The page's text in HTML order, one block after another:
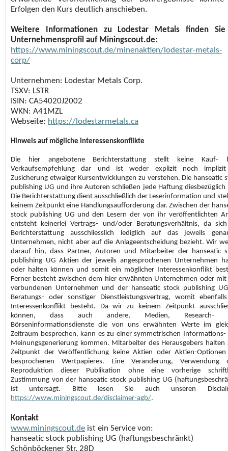
Erfolgen den Kurs deutlich anschieben.
Weitere Informationen zu Lodestar Metals finden
Unternehmensprofil auf Miningscout.de:
https://www.miningscout.de/minenaktien/lodestar-metals-
corp/
Unternehmen: Lodestar Metals Corp.
TSXV: LSTR
ISIN: CA54020J2002
WKN: A41MZL
Webseite: https://lodestarmetals.ca
Hinweis auf mögliche Interessenskonflikte
Die hier angebotene Berichterstattung stellt keine Kauf-
Verkaufsempfehlung dar und ist weder explizit noch
Zusicherung etwaiger Kursentwicklungen zu verstehen. Die hanseatic
publishing UG und ihre Autoren schließen jede Haftung diesbezüglich
Die Berichterstattung dient ausschließlich der Leserinformation und
keinem Zeitpunkt eine Handlungsaufforderung dar. Zwischen der
stock publishing UG und den Lesern der von ihr veröffentlichten
entsteht keinerlei Vertrags- und/oder Beratungsverhältnis, da
Berichterstattung ausschliesslich lediglich auf das jeweils
Unternehmen, nicht aber auf die Anlageentscheidung bezieht. Wir
darauf hin, dass Partner, Autoren und Mitarbeiter der hanseatic
publishing UG Aktien der jeweils angesprochenen Unternehmen
oder halten können und somit ein möglicher Interessenkonflikt
Ferner besteht zwischen dem hier erwähnten Unternehmen oder
verbundenen Unternehmen und der hanseatic stock publishing
Beratungs- oder sonstiger Dienstleistungsvertrag, womit
Interessenkonflikt besteht. Da wir zu keinem Zeitpunkt
können, dass auch andere, Medien, Research-
Börseninformationsdienste die von uns erwähnten Werte im
Zeitraum besprechen, kann es zu einer symmetrischen
Meinungsgenerierung kommen. Mitarbeiter des Herausgebers halten
Zeitpunkt der Veröffentlichung keine Aktien oder Aktien-Optionen
besprochenen Wertpapieres. Eine Veränderung, Verwendung
Reproduktion dieser Publikation ohne eine vorherige
Zustimmung von der hanseatic stock publishing UG
ist untersagt. Bitte lesen Sie auch unseren
https://www.miningscout.de/disclaimer-agb/.
Kontakt
www.miningscout.de ist ein Service von:
hanseatic stock publishing UG (haftungsbeschränkt)
Schönböckener Str. 28D